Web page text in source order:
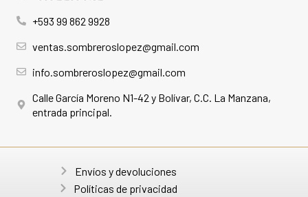
+593 99 862 9928
ventas.sombreroslopez@gmail.com
info.sombreroslopez@gmail.com
Calle García Moreno N1-42 y Bolívar, C.C. La Manzana,
entrada principal.
Envíos y devoluciones
Políticas de privacidad